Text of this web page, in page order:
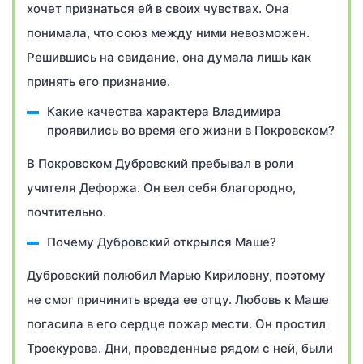
хочет признаться ей в своих чувствах. Она
понимала, что союз между ними невозможен.
Решившись на свидание, она думала лишь как
принять его признание.
Какие качества характера Владимира
проявились во время его жизни в Покровском?
В Покровском Дубровский пребывал в роли
учителя Дефоржа. Он вел себя благородно,
почтительно.
Почему Дубровский открылся Маше?
Дубровский полюбил Марью Кириловну, поэтому
не смог причинить вреда ее отцу. Любовь к Маше
погасила в его сердце пожар мести. Он простил
Троекурова. Дни, проведенные рядом с ней, были